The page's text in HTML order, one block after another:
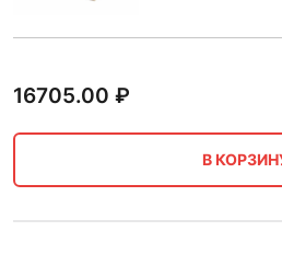
16705.00 ₽
В